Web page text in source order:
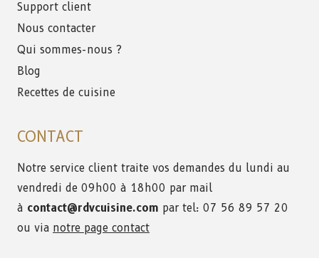
Support client
Nous contacter
Qui sommes-nous ?
Blog
Recettes de cuisine
CONTACT
Notre service client traite vos demandes du lundi au
vendredi de 09h00 à 18h00 par mail
à contact@rdvcuisine.com par tel: 07 56 89 57 20
ou via notre page contact